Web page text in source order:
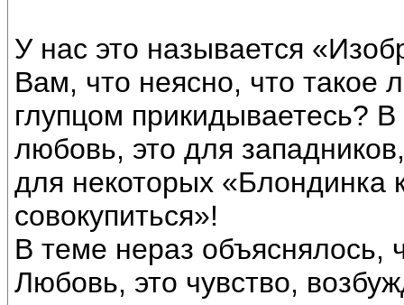
У нас это называется
Вам, что неясно, что такое
глупцом прикидываетесь?
любовь, это для
для некоторых «Блондинка
совокупиться»!
В теме нераз объяснялось,
Любовь, это чувство,